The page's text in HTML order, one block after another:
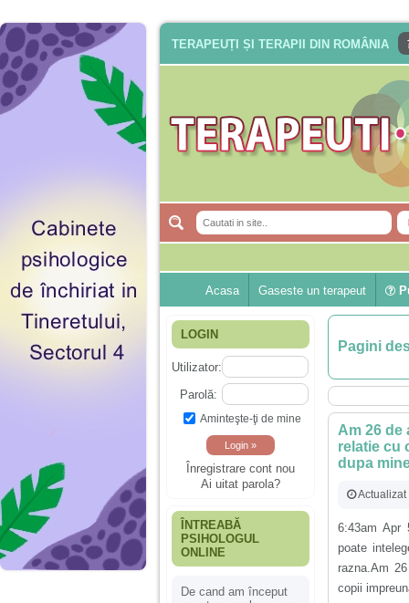
TERAPEUȚI ȘI TERAPII DIN ROMÂNIA
Acasa Gaseste un terapeut
LOGIN
Utilizator:
Parolă:
Aminteşte-ţi de mine
Înregistrare cont nou
Ai uitat parola?
ÎNTREABĂ
PSIHOLOGUL
ONLINE
De cand am început
Pagini
Am 26 de
relatie cu
dupa
6:43am Apr
poate
razna.Am
copii